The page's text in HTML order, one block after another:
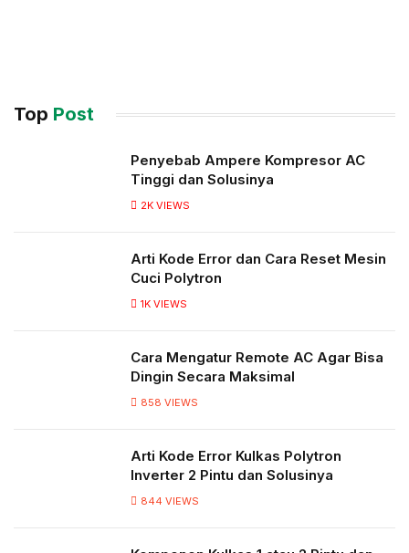
Top Post
Penyebab Ampere Kompresor AC
Tinggi dan Solusinya
2K VIEWS
Arti Kode Error dan Cara Reset Mesin
Cuci Polytron
1K VIEWS
Cara Mengatur Remote AC Agar Bisa
Dingin Secara Maksimal
858 VIEWS
Arti Kode Error Kulkas Polytron
Inverter 2 Pintu dan Solusinya
844 VIEWS